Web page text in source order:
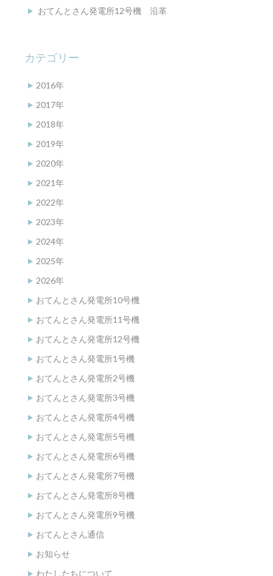
おてんとさん発電所12号機 沿革
カテゴリー
2016年
2017年
2018年
2019年
2020年
2021年
2022年
2023年
2024年
2025年
2026年
おてんとさん発電所10号機
おてんとさん発電所11号機
おてんとさん発電所12号機
おてんとさん発電所1号機
おてんとさん発電所2号機
おてんとさん発電所3号機
おてんとさん発電所4号機
おてんとさん発電所5号機
おてんとさん発電所6号機
おてんとさん発電所7号機
おてんとさん発電所8号機
おてんとさん発電所9号機
おてんとさん通信
お知らせ
わたしたちについて